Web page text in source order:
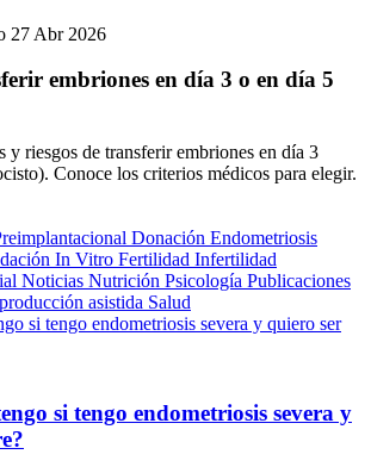
27 Abr 2026
embriones en día 3 o en día 5
y riesgos de transferir embriones en día 3
Conoce los criterios médicos para elegir.
Donación Endometriosis
In Vitro Fertilidad Infertilidad
Noticias Nutrición Psicología Publicaciones
asistida Salud
si tengo endometriosis severa y